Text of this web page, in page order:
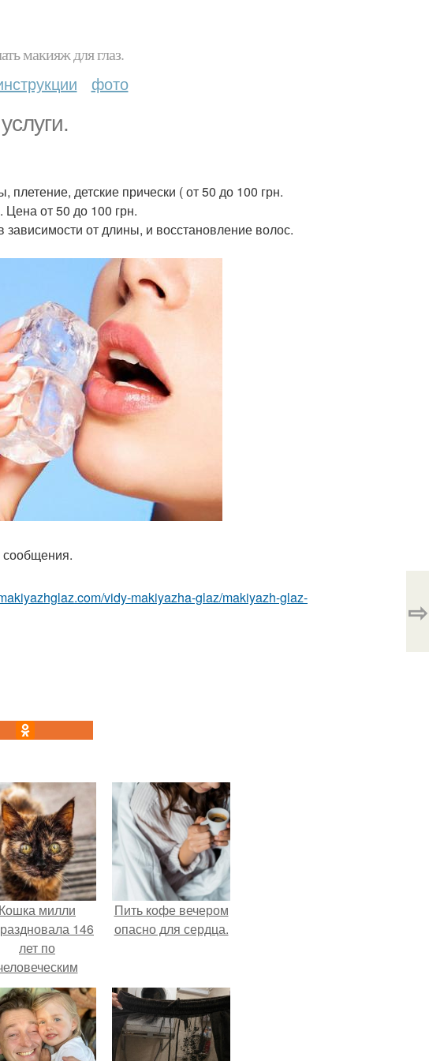
макияж для глаз.
фото
детские прически ( от 50 до 100 грн.
от 50 до 100 грн.
от длины, и восстановление волос.
сообщения.
vidy-makiyazha-glaz/makiyazh-glaz-
⇨
Кошка милли
146
лет по
Меркам и
на
самой
в мире.
Пить кофе вечером
опасно для сердца.